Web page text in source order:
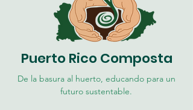
Puerto Rico Composta
De la basura al huerto, educando para un
futuro sustentable.